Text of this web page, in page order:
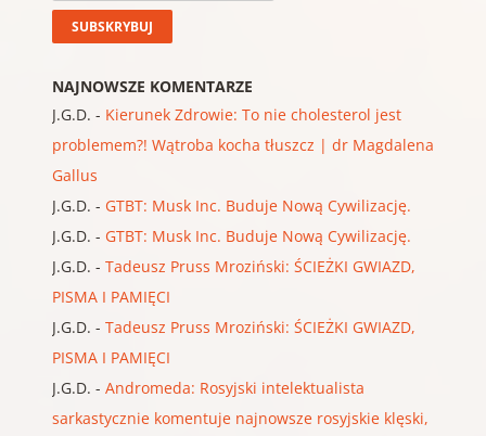
NAJNOWSZE KOMENTARZE
J.G.D. - Kierunek Zdrowie: To nie cholesterol jest
problemem?! Wątroba kocha tłuszcz | dr Magdalena
Gallus
J.G.D. - GTBT: Musk Inc. Buduje Nową Cywilizację.
J.G.D. - GTBT: Musk Inc. Buduje Nową Cywilizację.
J.G.D. - Tadeusz Pruss Mroziński: ŚCIEŻKI GWIAZD,
PISMA I PAMIĘCI
J.G.D. - Tadeusz Pruss Mroziński: ŚCIEŻKI GWIAZD,
PISMA I PAMIĘCI
J.G.D. - Andromeda: Rosyjski intelektualista
sarkastycznie komentuje najnowsze rosyjskie klęski,